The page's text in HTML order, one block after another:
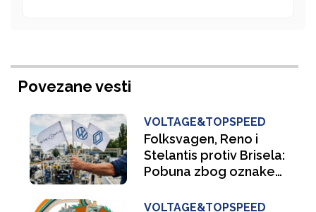
Povezane vesti
VOLTAGE&TOPSPEED
Folksvagen, Reno i
Stelantis protiv Brisela:
Pobuna zbog oznake
VOLTAGE&TOPSPEED